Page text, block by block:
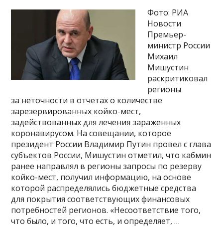
Фото: РИА
Новости
Премьер-
министр России
Михаил
Мишустин
раскритиковал
регионы
за неточности в отчетах о количестве
зарезервированных койко-мест,
задействованных для лечения зараженных
коронавирусом. На совещании, которое
президент России Владимир Путин провел с глава
субъектов России, Мишустин отметил, что кабмин
ранее направлял в регионы запросы по резерву
койко-мест, получил информацию, на основе
которой распределялись бюджетные средства
для покрытия соответствующих финансовых
потребностей регионов. «Несоответствие того,
что было, и того, что есть, и определяет, …